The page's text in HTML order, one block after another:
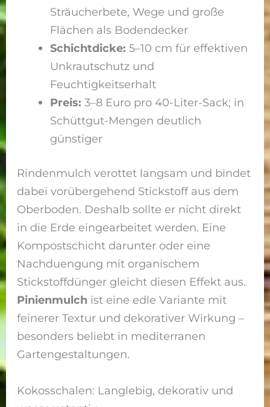
Sträucherbete, Wege und große
Flächen als Bodendecker
Schichtdicke: 5–10 cm für effektiven
Unkrautschutz und
Feuchtigkeitserhalt
Preis: 3–8 Euro pro 40-Liter-Sack; in
Schüttgut-Mengen deutlich
günstiger
Rindenmulch verottet langsam und bindet
dabei vorübergehend Stickstoff aus dem
Oberboden. Deshalb sollte er nicht direkt
in die Erde eingearbeitet werden. Eine
Kompostschicht darunter oder eine
Nachduengung mit organischem
Stickstoffdünger gleicht diesen Effekt aus.
Pinienmulch ist eine edle Variante mit
feinerer Textur und dekorativer Wirkung –
besonders beliebt in mediterranen
Gartengestaltungen.
Kokosschalen: Langlebig, dekorativ und